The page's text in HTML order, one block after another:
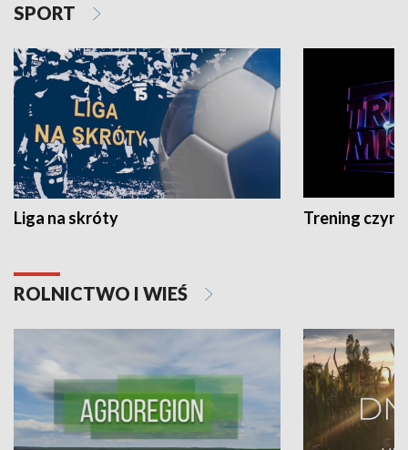
SPORT
Liga na skróty Trening czyni
ROLNICTWO I WIEŚ